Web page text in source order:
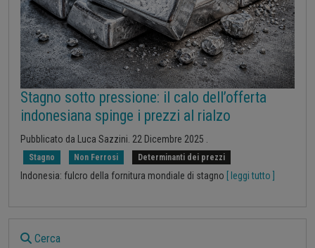
Stagno sotto pressione: il calo dell’offerta
indonesiana spinge i prezzi al rialzo
Pubblicato da Luca Sazzini 22 Dicembre 2025
Stagno Non Ferrosi Determinanti dei prezzi
Indonesia: fulcro della fornitura mondiale di stagno [ leggi tutto ]
Cerca